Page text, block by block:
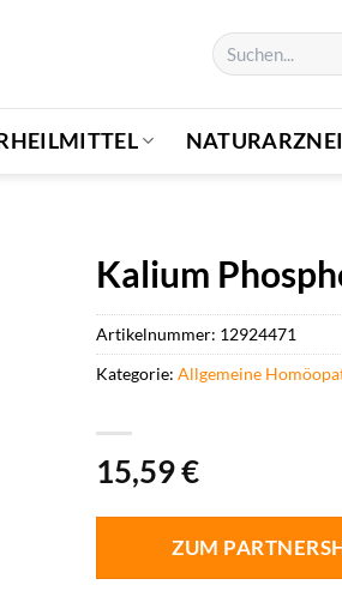
Suchen
nach:
Kalium
15,59€
ZUM
Artikelnummer: 12924471
Kategorie: Allgemeine